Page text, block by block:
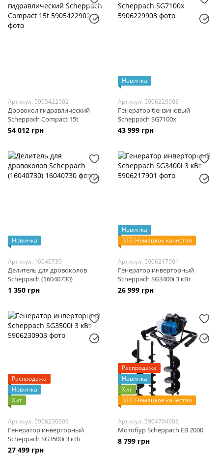
Артикул: 5905422902
Дровокол гидравлический
Scheppach Compact 15t
54 012 грн
Новинка
Артикул: 5906229903
Генератор бензиновый
Scheppach SG7100x
43 999 грн
Новинка
Артикул: 16040730
Делитель для дровоколов
Scheppach (16040730)
1 350 грн
Новинка
🇩🇪 Немецкое качество
Артикул: 5906217901
Генератор инверторный
Scheppach SG3400i 3 кВт
26 999 грн
Распродажа
Новинка
Хит
Артикул: 5906230903
Генератор инверторный
Scheppach SG3500i 3 кВт
27 499 грн
Распродажа
Новинка
Хит
🇩🇪 Немецкое качество
Артикул: 5904704903
Мотобур Scheppach EB 2000
8 799 грн